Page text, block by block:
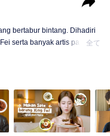
bertabur bintang. Dihadiri
serta banyak artis papan
Di acara ini WeTV
series yang akan tayang
全て